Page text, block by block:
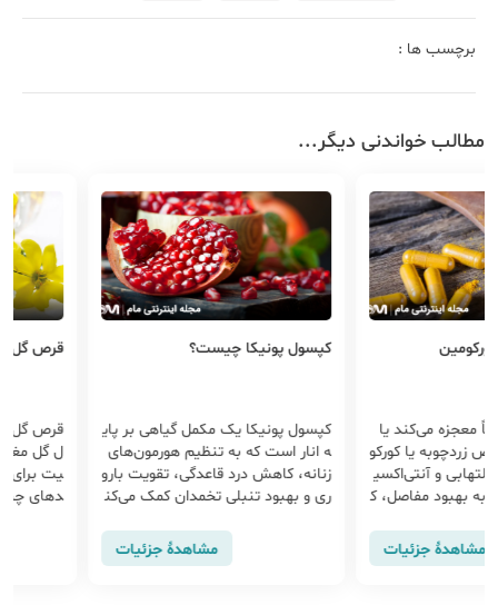
برچسب ها :
مطالب خواندنی دیگر...
می‌کند یا
یا کورکو
و آنتی‌اکسی
مفاصل، ک
ایجاد کند. پی
را مطالع
جزئیات
کپسول پونیکا چیست؟
کپسول پونیکا یک مکمل گیاهی بر پای
ه انار است که به تنظیم هورمون‌های
زنانه، کاهش درد قاعدگی، تقویت بارو
ری و بهبود تنبلی تخمدان کمک می‌کن
الی و نحوه مصرف قرص پونیکا آشنا
مشاهدهٔ جزئیات
قرص گل
قرص گل
ل گل مغربی
یت برای
دهای چرب